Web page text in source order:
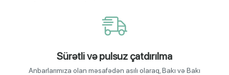
Sürətli və pulsuz çatdırılma
Anbarlarımıza olan məsafədən asılı olaraq, Bakı və Bakı